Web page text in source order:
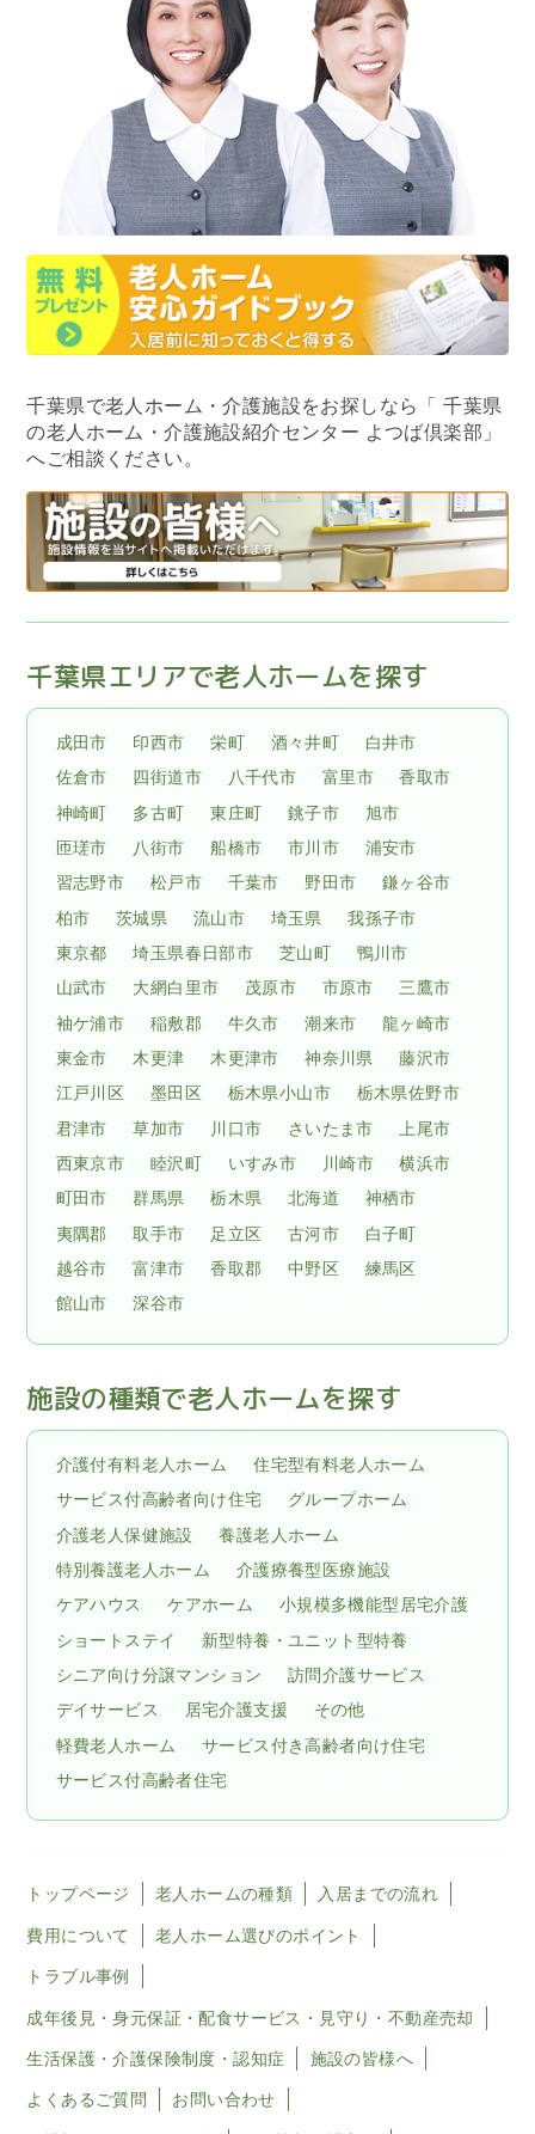
千葉県で老人ホーム・介護施設をお探しなら
「 千葉県
の老人ホーム・介護施設紹介センター よつば倶楽部」
へご相談ください。
千葉県エリアで老人ホームを探す
成田市 印西市 栄町 酒々井町
白井市
佐倉市
四街道市 八千代市 富里市
香取市
神崎町
多古町 東庄町 銚子市
旭市
匝瑳市
八街市 船橋市 市川市
浦安市
習志野市
松戸市 千葉市 野田市
鎌ヶ谷市
柏市
茨城県 流山市 埼玉県
我孫子市
東京都
埼玉県春日部市 芝山町
鴨川市
山武市
大網白里市 茂原市 市原市
三鷹市
袖ケ浦市
稲敷郡 牛久市 潮来市
龍ヶ崎市
東金市
木更津 木更津市 神奈川県
藤沢市
江戸川区
墨田区 栃木県小山市
栃木県佐野市
君津市
草加市 川口市 さいたま市
上尾市
西東京市
睦沢町 いすみ市 川崎市
横浜市
町田市
群馬県 栃木県 北海道
神栖市
夷隅郡
取手市 足立区 古河市
白子町
越谷市
富津市 香取郡 中野区
練馬区
館山市
深谷市
施設の種類で老人ホームを探す
介護付有料老人ホーム
住宅型有料老人ホーム
サービス付高齢者向け住宅
グループホーム
介護老人保健施設
養護老人ホーム
特別養護老人ホーム
介護療養型医療施設
ケアハウス
ケアホーム
小規模多機能型居宅介護
ショートステイ
新型特養・ユニット型特養
シニア向け分譲マンション
訪問介護サービス
デイサービス
居宅介護支援
その他
軽費老人ホーム
サービス付き高齢者向け住宅
サービス付高齢者住宅
トップページ 老人ホームの種類 入居までの流れ
費用について 老人ホーム選びのポイント
トラブル事例
成年後見・身元保証・配食サービス・見守り・不動産売却
生活保護・介護保険制度・認知症 施設の皆様へ
よくあるご質問 お問い合わせ